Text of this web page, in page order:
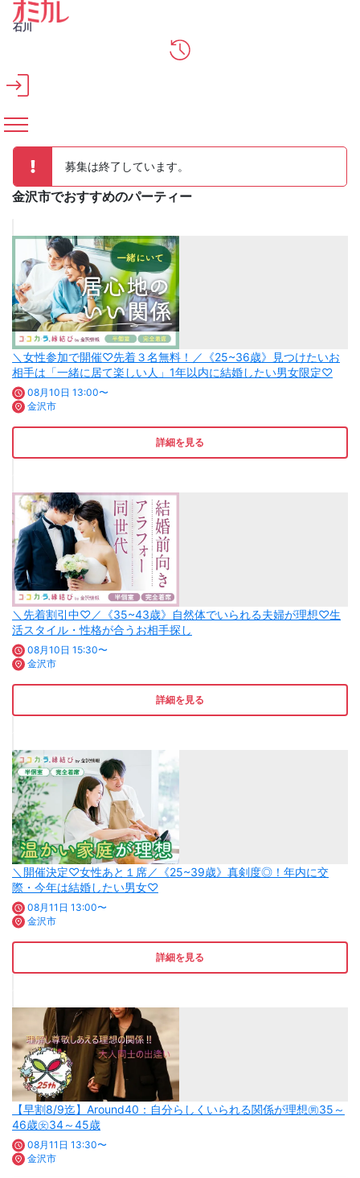
メインコンテンツへスキップ
石川
募集は終了しています。
金沢市でおすすめのパーティー
＼女性参加で開催♡先着３名無料！／《25~36歳》見つけたいお
相手は「一緒に居て楽しい人」1年以内に結婚したい男女限定♡
08月10日 13:00〜
金沢市
詳細を見る
＼先着割引中♡／《35~43歳》自然体でいられる夫婦が理想♡生
活スタイル・性格が合うお相手探し
08月10日 15:30〜
金沢市
詳細を見る
＼開催決定♡女性あと１席／《25~39歳》真剣度◎！年内に交
際・今年は結婚したい男女♡
08月11日 13:00〜
金沢市
詳細を見る
【早割8/9迄】Around40：自分らしくいられる関係が理想㊚35～
46歳㊛34～45歳
08月11日 13:30〜
金沢市